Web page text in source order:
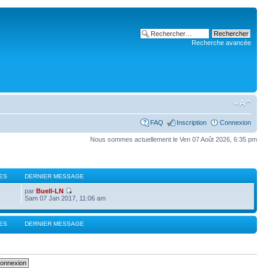
Recherche avancée
FAQ Inscription Connexion
Nous sommes actuellement le Ven 07 Août 2026, 6:35 pm
DERNIER MESSAGE
parBuell-LN
Sam 07 Jan 2017, 11:06 am
DERNIER MESSAGE